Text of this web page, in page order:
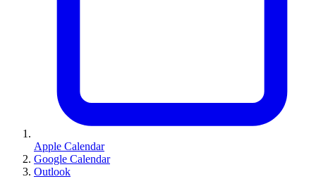
Apple Calendar
Google Calendar
Outlook